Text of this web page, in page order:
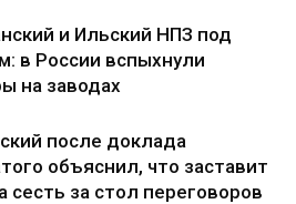
и Ильский НПЗ под
в России вспыхнули
на заводах
после доклада
объяснил, что заставит
сесть за стол переговоров